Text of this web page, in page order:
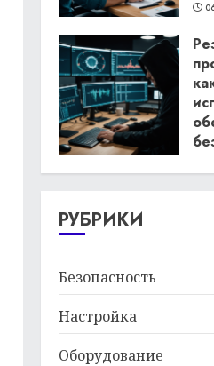
РУБРИКИ
Безопасность
Настройка
Оборудование